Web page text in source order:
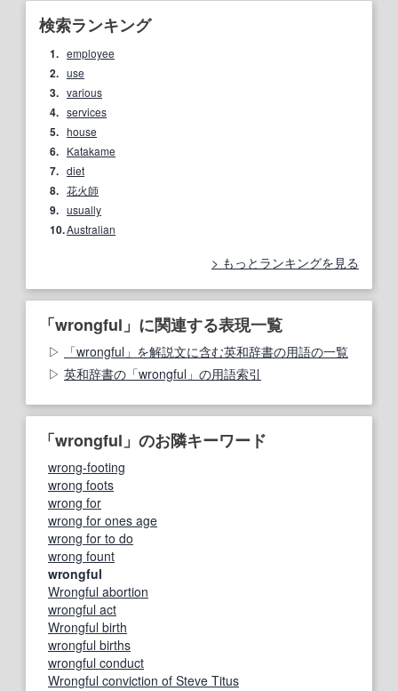
検索ランキング
1. employee
2. use
3. various
4. services
5. house
6. Katakame
7. diet
8. 花火師
9. usually
10.Australian
もっとランキングを見る
「wrongful」に関連する表現一覧
「wrongful」を解説文に含む英和辞書の用語の一覧
英和辞書の「wrongful」の用語索引
「wrongful」のお隣キーワード
wrong-footing
wrong foots
wrong for
wrong for ones age
wrong for to do
wrong fount
wrongful
Wrongful abortion
wrongful act
Wrongful birth
wrongful births
wrongful conduct
Wrongful conviction of Steve Titus